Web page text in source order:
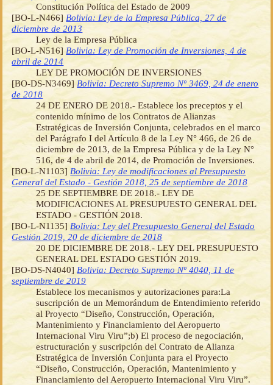
Constitución Política del Estado de 2009
[BO-L-N466] Bolivia: Ley de la Empresa Pública, 27 de
diciembre de 2013
Ley de la Empresa Pública
[BO-L-N516] Bolivia: Ley de Promoción de Inversiones, 4 de
abril de 2014
LEY DE PROMOCIÓN DE INVERSIONES
[BO-DS-N3469] Bolivia: Decreto Supremo Nº 3469, 24 de enero
de 2018
24 DE ENERO DE 2018.- Establece los preceptos y el
contenido mínimo de los Contratos de Alianzas
Estratégicas de Inversión Conjunta, celebrados en el marco
del Parágrafo I del Artículo 8 de la Ley N° 466, de 26 de
diciembre de 2013, de la Empresa Pública y de la Ley N°
516, de 4 de abril de 2014, de Promoción de Inversiones.
[BO-L-N1103] Bolivia: Ley de modificaciones al Presupuesto
General del Estado - Gestión 2018, 25 de septiembre de 2018
25 DE SEPTIEMBRE DE 2018.- LEY DE
MODIFICACIONES AL PRESUPUESTO GENERAL DEL
ESTADO - GESTIÓN 2018.
[BO-L-N1135] Bolivia: Ley del Presupuesto General del Estado
Gestión 2019, 20 de diciembre de 2018
20 DE DICIEMBRE DE 2018.- LEY DEL PRESUPUESTO
GENERAL DEL ESTADO GESTIÓN 2019.
[BO-DS-N4040] Bolivia: Decreto Supremo Nº 4040, 11 de
septiembre de 2019
Establece los mecanismos y autorizaciones para:La
suscripción de un Memorándum de Entendimiento referido
al Proyecto “Diseño, Construcción, Operación,
Mantenimiento y Financiamiento del Aeropuerto
Internacional Viru Viru”;b) El proceso de negociación,
estructuración y suscripción del Contrato de Alianza
Estratégica de Inversión Conjunta para el Proyecto
“Diseño, Construcción, Operación, Mantenimiento y
Financiamiento del Aeropuerto Internacional Viru Viru”.